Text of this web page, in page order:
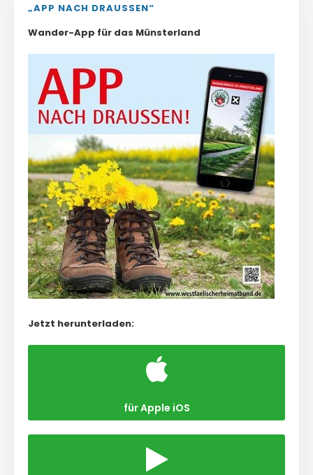
„APP NACH DRAUSSEN“
Wander-App für das Münsterland
Jetzt herunterladen:
für Apple iOS